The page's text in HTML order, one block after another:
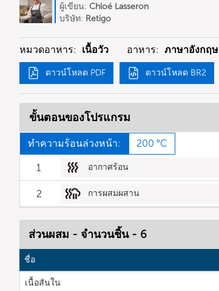
ผู้เขียน: Chloé Lasseron
บริษัท: Retigo
หมวดอาหาร: เนื้อวัว อาหาร: ภาษาอังกฤษ
ดาวน์โหลด PDF ดาวน์โหลด BR2
ขั้นตอนของโปรแกรม
ทำความร้อนล่วงหน้า: 200 °C
1 อากาศร้อน
2 การผสมผสาน
ส่วนผสม - จำนวนชิ้น - 6
ชื่อ
เนื้อสันใน